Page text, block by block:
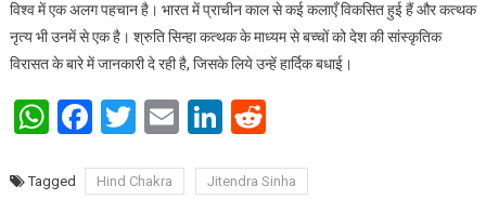
विश्व में एक अलग पहचान है। भारत में प्राचीन काल से कई कलाएँ विकसित हुई हैं और कत्थक
नृत्य भी उनमें से एक है। श्रुति सिन्हा कत्थक के माध्यम से बच्चों को देश की सांस्कृतिक
विरासत के बारे में जानकारी दे रही है, जिसके लिये उन्हें हार्दिक बधाई।
WhatsApp
Facebook
Twitter
EmailLinkedIn
Tagged Hind Chakra Jitendra Sinha